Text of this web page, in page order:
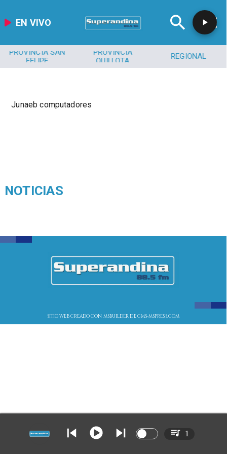
EN VIVO
PROVINCIA SAN
FELIPE
PROVINCIA
QUILLOTA
REGIONAL
​Junaeb computadores
NOTICIAS
SITIO WEB CREADO CON MSBUILDER DE CMS-MSPRESS.COM
1